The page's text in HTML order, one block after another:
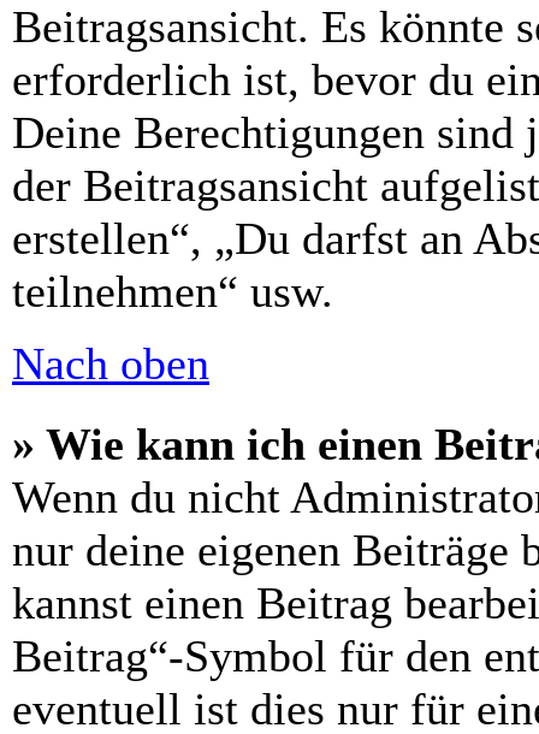
Beitragsansicht. Es könnte
erforderlich ist, bevor du
Deine Berechtigungen sind
der Beitragsansicht
erstellen“, „Du darfst an
teilnehmen“ usw.
Nach oben
» Wie kann ich einen
Wenn du nicht
nur deine eigenen Beiträge
kannst einen Beitrag
Beitrag“-Symbol für den
eventuell ist dies nur für